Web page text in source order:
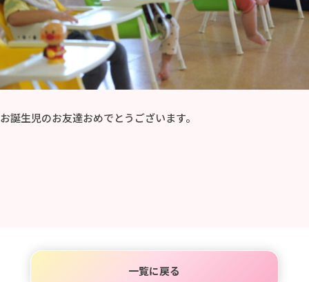
お誕生児のお友達おめでとうございます。
一覧に戻る